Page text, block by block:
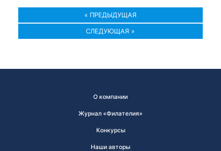
« ПРЕДЫДУЩАЯ
СЛЕДУЮЩАЯ »
О компании
Журнал «Филателия»
Конкурсы
Наши авторы